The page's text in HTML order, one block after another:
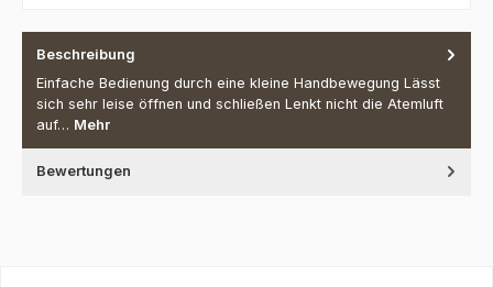
Beschreibung
Einfache Bedienung durch eine kleine Handbewegung Lässt
sich sehr leise öffnen und schließen Lenkt nicht die Atemluft
auf… Mehr
Bewertungen